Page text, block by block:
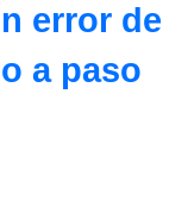
i
error de
a paso